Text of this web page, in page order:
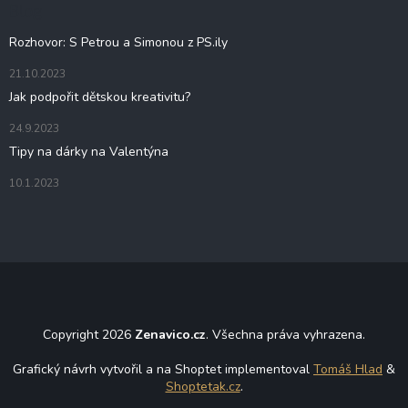
Rozhovor: S Petrou a Simonou z PS.ily
21.10.2023
Jak podpořit dětskou kreativitu?
24.9.2023
Tipy na dárky na Valentýna
10.1.2023
Copyright 2026 Zenavico.cz. Všechna práva vyhrazena.
Grafický návrh vytvořil a na Shoptet implementoval Tomáš Hlad &
Shoptetak.cz.